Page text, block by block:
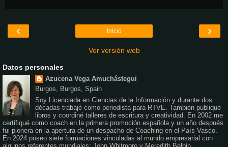
‹ ›
Inicio
Ver versión web
Datos personales
Azucena Vega Amuchástegui
Burgos, Burgos, Spain
Soy Licenciada en Ciencias de la Información y durante dos
décadas trabajé como periodista para RTVE. También publiqué
libros y coordiné talleres de escritura y creatividad. En 2002 me
certifiqué como coach en la primera promoción española y un año después
fui pionera en la apertura de un despacho de Coaching en el País Vasco.
En 2024 poseo siete formaciones vinculadas al mundo empresarial con